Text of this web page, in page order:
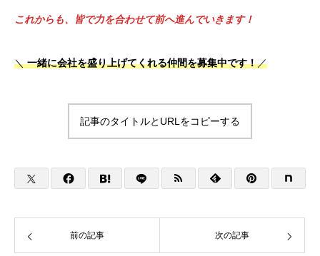
これからも、皆で力を合わせて前へ進んでいきます！
＼一緒に会社を盛り上げてくれる仲間を募集中です！／
記事のタイトルとURLをコピーする
前の記事 次の記事